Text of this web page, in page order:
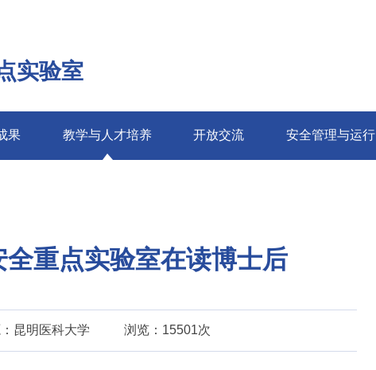
实验室
果 教学与人才培养 开放交流 安全管理与运行
重点实验室在读博士后
昆明医科大学 浏览：15501次